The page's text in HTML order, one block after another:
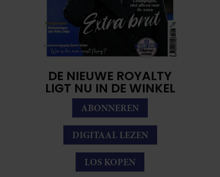
DE NIEUWE ROYALTY
LIGT NU IN DE WINKEL
ABONNEREN
DIGITAAL LEZEN
LOS KOPEN